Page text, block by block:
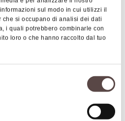
sul modo in cui utilizzi il
si occupano di analisi dei dati
i quali potrebbero combinarle con
loro o che hanno raccolto dal tuo
ai giorni nostri si possa
di pasta, eppure una
Valentini) è riuscita
tipi di pasta fresca ora
gli imbutini,
come De.Co. ma anche
per la registrazione di